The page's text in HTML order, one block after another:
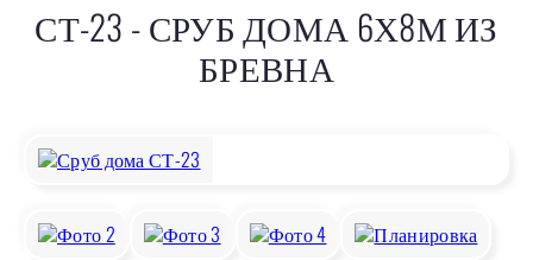
СТ-23 - СРУБ ДОМА 6Х8М ИЗ
БРЕВНА